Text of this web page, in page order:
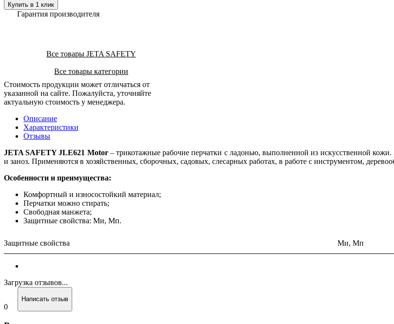
Купить в 1 клик
Гарантия производителя
Все товары JETA SAFETY
Все товары категории
Стоимость продукции может отличаться от
указанной на сайте. Пожалуйста, уточняйте
актуальную стоимость у менеджера.
Описание
Характеристики
Отзывы
JETA SAFETY JLE621 Motor – трикотажные рабочие перчатки c ладонью, выполненной из искусственной
и заноз. Применяются в хозяйственных, сборочных, садовых, слесарных работах, в работе с инструментом,
Особенности и преимущества:
Комфортный и износостойкий материал;
Перчатки можно стирать;
Свободная манжета;
Защитные свойства: Ми, Мп.
Защитные свойства Ми, Мп
Загрузка отзывов...
0
Написать отзыв